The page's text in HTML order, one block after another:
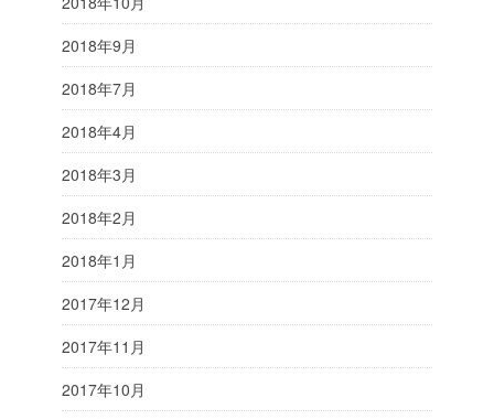
2018年9月
2018年7月
2018年4月
2018年3月
2018年2月
2018年1月
2017年12月
2017年11月
2017年10月